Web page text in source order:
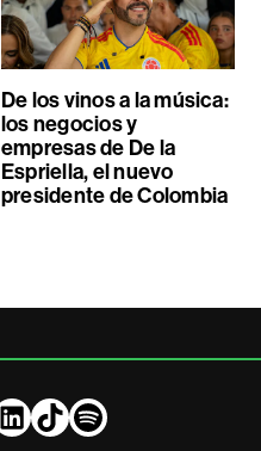
De los vinos a la música:
los negocios y
empresas de De la
Espriella, el nuevo
presidente de Colombia